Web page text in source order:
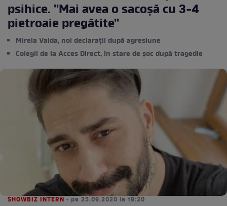
psihice. ''Mai avea o sacoșă cu 3-4
pietroaie pregătite''
Mirela Vaida, noi declarații după agresiune
Colegii de la Acces Direct, în stare de șoc după tragedie
SHOWBIZ INTERN • pe 25.09.2020 la 19:20